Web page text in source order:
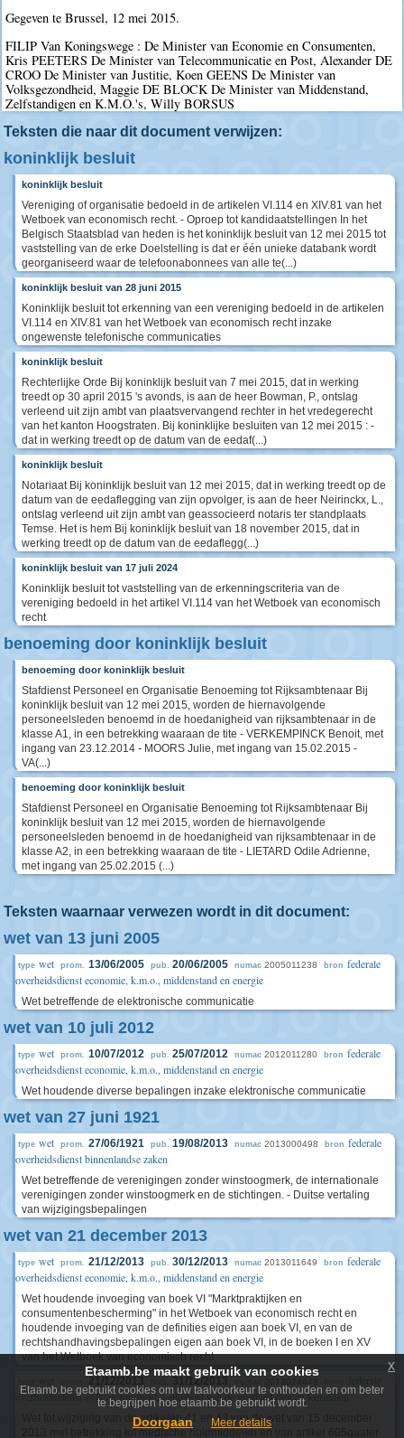
Gegeven te Brussel, 12 mei 2015.
FILIP Van Koningswege : De Minister van Economie en Consumenten,
Kris PEETERS De Minister van Telecommunicatie en Post, Alexander DE
CROO De Minister van Justitie, Koen GEENS De Minister van
Volksgezondheid, Maggie DE BLOCK De Minister van Middenstand,
Zelfstandigen en K.M.O.'s, Willy BORSUS
Teksten die naar dit document verwijzen:
koninklijk besluit
koninklijk besluit
Vereniging of organisatie bedoeld in de artikelen VI.114 en XIV.81 van het
Wetboek van economisch recht. - Oproep tot kandidaatstellingen In het
Belgisch Staatsblad van heden is het koninklijk besluit van 12 mei 2015 tot
vaststelling van de erke Doelstelling is dat er één unieke databank wordt
georganiseerd waar de telefoonabonnees van alle te(...)
koninklijk besluit van 28 juni 2015
Koninklijk besluit tot erkenning van een vereniging bedoeld in de artikelen
VI.114 en XIV.81 van het Wetboek van economisch recht inzake
ongewenste telefonische communicaties
koninklijk besluit
Rechterlijke Orde Bij koninklijk besluit van 7 mei 2015, dat in werking
treedt op 30 april 2015 's avonds, is aan de heer Bowman, P., ontslag
verleend uit zijn ambt van plaatsvervangend rechter in het vredegerecht
van het kanton Hoogstraten. Bij koninklijke besluiten van 12 mei 2015 : -
dat in werking treedt op de datum van de eedaf(...)
koninklijk besluit
Notariaat Bij koninklijk besluit van 12 mei 2015, dat in werking treedt op de
datum van de eedaflegging van zijn opvolger, is aan de heer Neirinckx, L.,
ontslag verleend uit zijn ambt van geassocieerd notaris ter standplaats
Temse. Het is hem Bij koninklijk besluit van 18 november 2015, dat in
werking treedt op de datum van de eedaflegg(...)
koninklijk besluit van 17 juli 2024
Koninklijk besluit tot vaststelling van de erkenningscriteria van de
vereniging bedoeld in het artikel VI.114 van het Wetboek van economisch
recht
benoeming door koninklijk besluit
benoeming door koninklijk besluit
Stafdienst Personeel en Organisatie Benoeming tot Rijksambtenaar Bij
koninklijk besluit van 12 mei 2015, worden de hiernavolgende
personeelsleden benoemd in de hoedanigheid van rijksambtenaar in de
klasse A1, in een betrekking waaraan de tite - VERKEMPINCK Benoit, met
ingang van 23.12.2014 - MOORS Julie, met ingang van 15.02.2015 -
VA(...)
benoeming door koninklijk besluit
Stafdienst Personeel en Organisatie Benoeming tot Rijksambtenaar Bij
koninklijk besluit van 12 mei 2015, worden de hiernavolgende
personeelsleden benoemd in de hoedanigheid van rijksambtenaar in de
klasse A2, in een betrekking waaraan de tite - LIETARD Odile Adrienne,
met ingang van 25.02.2015 (...)
Teksten waarnaar verwezen wordt in dit document:
wet van 13 juni 2005
type wet prom. 13/06/2005 pub. 20/06/2005 numac 2005011238 bron federale
overheidsdienst economie, k.m.o., middenstand en energie
Wet betreffende de elektronische communicatie
wet van 10 juli 2012
type wet prom. 10/07/2012 pub. 25/07/2012 numac 2012011280 bron federale
overheidsdienst economie, k.m.o., middenstand en energie
Wet houdende diverse bepalingen inzake elektronische communicatie
wet van 27 juni 1921
type wet prom. 27/06/1921 pub. 19/08/2013 numac 2013000498 bron federale
overheidsdienst binnenlandse zaken
Wet betreffende de verenigingen zonder winstoogmerk, de internationale
verenigingen zonder winstoogmerk en de stichtingen. - Duitse vertaling
van wijzigingsbepalingen
wet van 21 december 2013
type wet prom. 21/12/2013 pub. 30/12/2013 numac 2013011649 bron federale
overheidsdienst economie, k.m.o., middenstand en energie
Wet houdende invoeging van boek VI "Marktpraktijken en
consumentenbescherming" in het Wetboek van economisch recht en
houdende invoeging van de definities eigen aan boek VI, en van de
rechtshandhavingsbepalingen eigen aan boek VI, in de boeken I en XV
van het Wetboek van economisch recht
31/12/2013
overheidsdienst volksgezondheid, veiligheid van de voedselketen en leefmilieu
Wet tot wijziging van de artikelen 41 en 43 van de wet van 15 december
2013 met betrekking tot medische hulpmiddelen en van artikel 605quater
Etaamb.be maakt gebruik van cookies
Etaamb.be gebruikt cookies om uw taalvoorkeur te onthouden en om beter
te begrijpen hoe etaamb.be gebruikt wordt.
Doorgaan Meer details
x